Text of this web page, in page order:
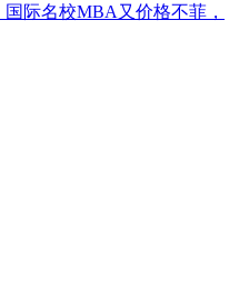
际名校MBA又价格不菲，